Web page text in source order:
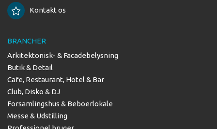
Kontakt os
BRANCHER
Arkitektonisk- & Facadebelysning
Butik & Detail
Cafe, Restaurant, Hotel & Bar
Club, Disko & DJ
Forsamlingshus & Beboerlokale
Messe & Udstilling